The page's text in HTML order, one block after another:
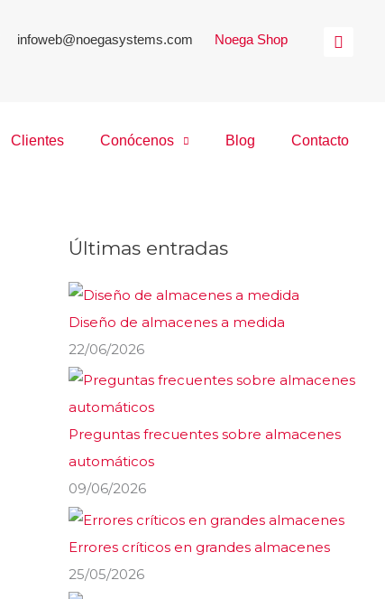
infoweb@noegasystems.com Noega Shop
Clientes Conócenos Blog Contacto
Últimas entradas
Diseño de almacenes a medida
22/06/2026
Preguntas frecuentes sobre almacenes
automáticos
09/06/2026
Errores críticos en grandes almacenes
25/05/2026